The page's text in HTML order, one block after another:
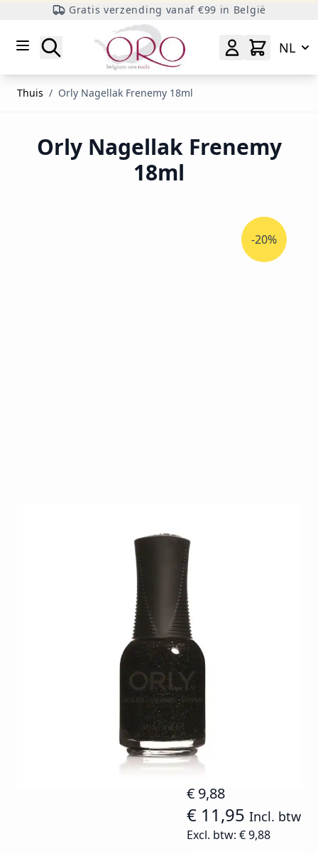
Gratis verzending vanaf €99 in België
Zoeken
NL
Thuis / Orly Nagellak Frenemy 18ml
Orly Nagellak Frenemy
18ml
-20%
Dit zeer uitgebreide gamma biedt ieder wat wils. Na
30 jaar is Orly één van de marktleiders op gebied
van nagellak. Daar blijven ze jaar na jaar een
competitieve plaats behouden dankzij hun
vernieuwende en modieuze collecties die zij steeds
O-NP-20865
€ 14,94
€ 9,88
€ 11,95 Incl. btw
Excl. btw: € 9,88